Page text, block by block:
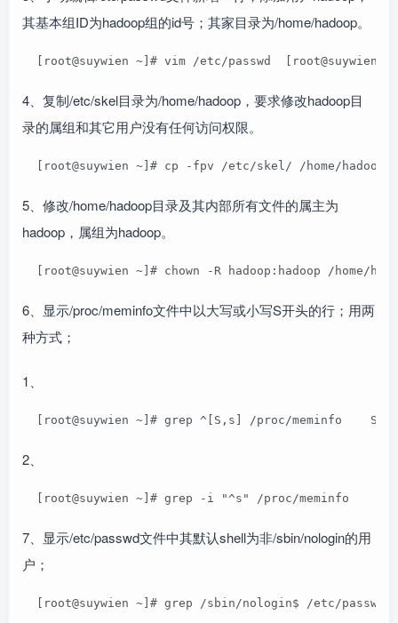
其基本组ID为hadoop组的id号；其家目录为/home/hadoop。
[root@suywien ~]# vim /etc/passwd  [root@suywien
4、复制/etc/skel目录为/home/hadoop，要求修改hadoop目
录的属组和其它用户没有任何访问权限。
[root@suywien ~]# cp -fpv /etc/skel/ /home/hadoop
5、修改/home/hadoop目录及其内部所有文件的属主为
hadoop，属组为hadoop。
[root@suywien ~]# chown -R hadoop:hadoop /home/
6、显示/proc/meminfo文件中以大写或小写S开头的行；用两
种方式；
1、
[root@suywien ~]# grep ^[S,s] /proc/meminfo
2、
[root@suywien ~]# grep -i "^s" /proc/meminfo
7、显示/etc/passwd文件中其默认shell为非/sbin/nologin的用
户；
[root@suywien ~]# grep /sbin/nologin$ /etc/passwd